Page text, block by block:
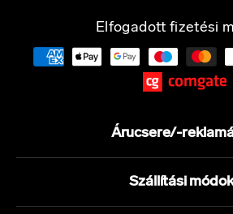
Elfogadott fizetési
Árucsere/-
Szállítási